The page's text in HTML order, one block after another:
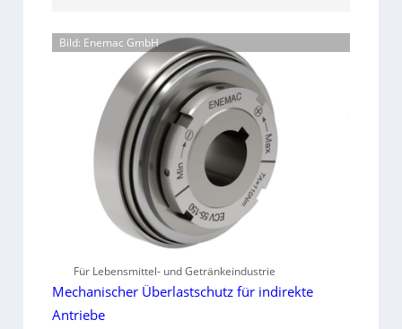
Bild: Enemac GmbH
Für Lebensmittel- und Getränkeindustrie
Mechanischer Überlastschutz für indirekte
Antriebe